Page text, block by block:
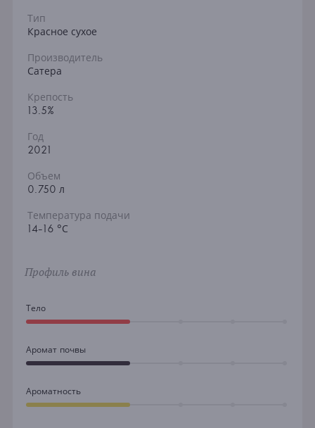
Тип
Красное сухое
Производитель
Сатера
Крепость
13.5%
Год
2021
Объем
0.750 л
Температура подачи
14-16 °С
Профиль вина
Тело
Аромат почвы
Ароматность